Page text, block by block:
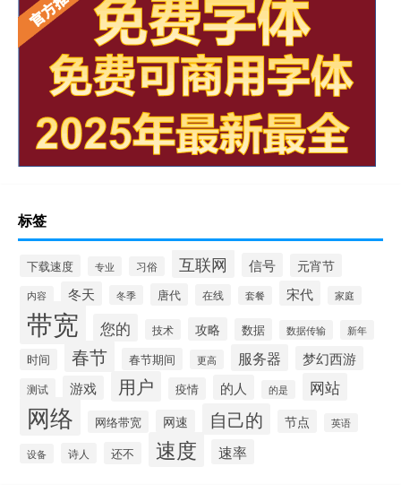
标签
下载速度 专业 习俗 互联网 信号 元宵节
内容 冬天 冬季 唐代 在线 套餐 宋代 家庭
带宽 您的 技术 攻略 数据 数据传输 新年
时间 春节 春节期间 更高 服务器 梦幻西游
测试 游戏 用户 疫情 的人 的是 网站
网络 网络带宽 网速 自己的 节点 英语
设备 诗人 还不 速度 速率